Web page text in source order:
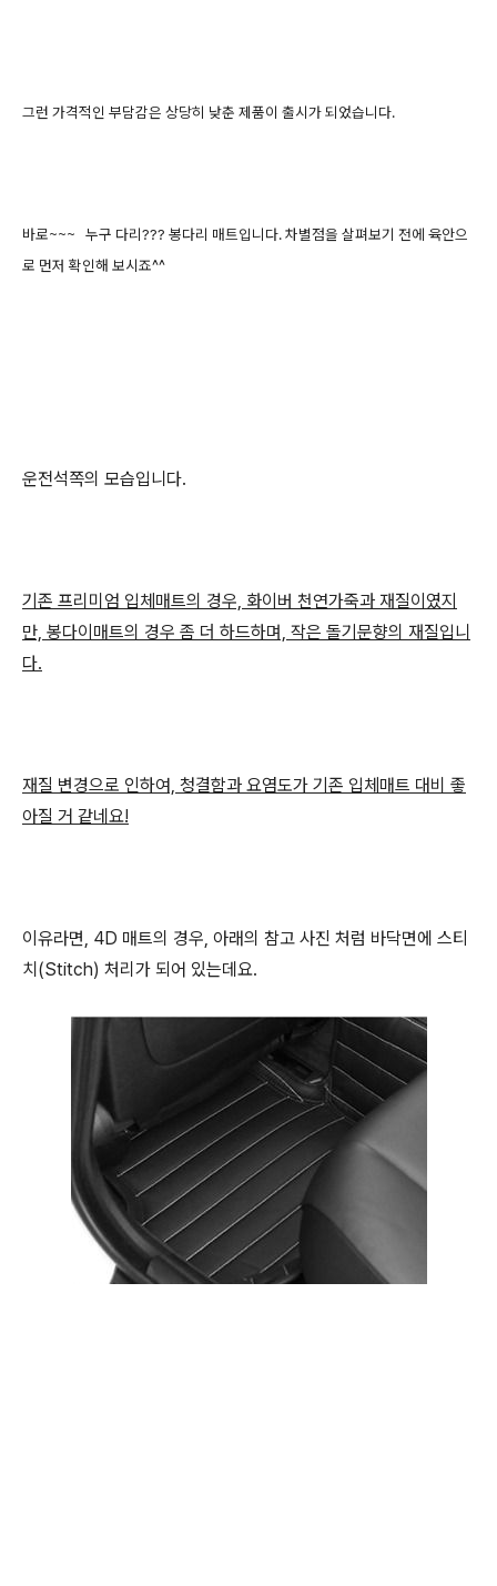
그런 가격적인 부담감은 상당히 낮춘 제품이 출시가 되었습니다.
바로~~~ 누구 다리??? 봉다리 ​매트입니다. 차별점을 살펴보기 전에 육안으
로 먼저 확인해 보시죠^^
운전석쪽의 모습입니다.
기존 프리미엄 입체매트의 경우, 화이버 천연가죽과 재질이였지
만, 봉다이매트의 경우 좀 더 하드하며, 작은 돌기문향의 재질입니
다.
재질 변경으로 인하여, 청결함과 요염도가 기존 입체매트 대비 좋
아질 거 같네요!
이유라면, 4D 매트의 경우, 아래의 참고 사진 처럼 바닥면에 스티
치(Stitch) 처리가 되어 있는데요.